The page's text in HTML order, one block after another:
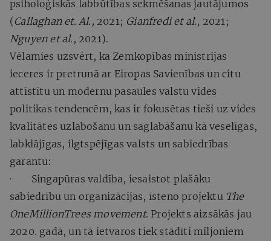
psiholoģiskās labbūtības sekmēšanas jautājumos
(Callaghan et. Al., 2021; Gianfredi et al., 2021;
Nguyen et al., 2021).
Vēlamies uzsvērt, ka Zemkopības ministrijas
ieceres ir pretrunā ar Eiropas Savienības un citu
attīstītu un modernu pasaules valstu vides
politikas tendencēm, kas ir fokusētas tieši uz vides
kvalitātes uzlabošanu un saglabāšanu kā veselīgas,
labklājīgas, ilgtspējīgas valsts un sabiedrības
garantu:
· Singapūras valdība, iesaistot plašāku
sabiedrību un organizācijas, īsteno projektu The
OneMillionTrees movement. Projekts aizsākās jau
2020. gadā, un tā ietvaros tiek stādīti miljoniem